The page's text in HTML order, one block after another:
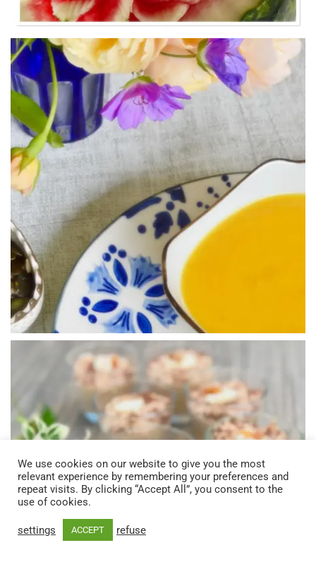
We use cookies on our website to give you the most
relevant experience by remembering your preferences and
repeat visits. By clicking “Accept All”, you consent to the
use of cookies.
settings ACCEPT refuse